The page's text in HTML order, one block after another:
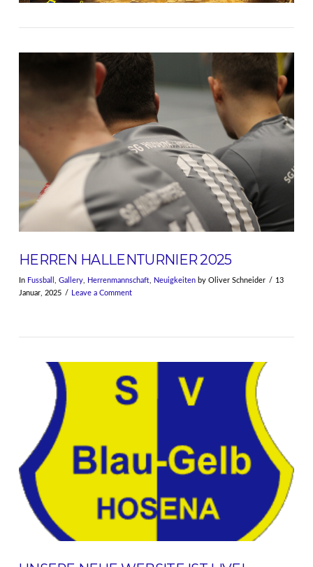
VIEW POST
HERREN HALLENTURNIER 2025
In Fussball , Gallery, Herrenmannschaft, Neuigkeitenby Oliver Schneider
13
Januar, 2025
Leave a Comment